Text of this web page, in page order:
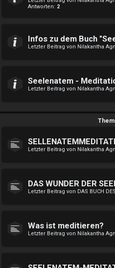
Antworten: 2
Infos zu dem Buch
Letzter Beitrag von Nilakantha
Seelenatem -
Letzter Beitrag von Nilakantha
Letzter Beitrag von Nilakantha
DAS WUNDER DER
Letzter Beitrag von DAS BUCH
Was ist meditieren?
Letzter Beitrag von Nilakantha